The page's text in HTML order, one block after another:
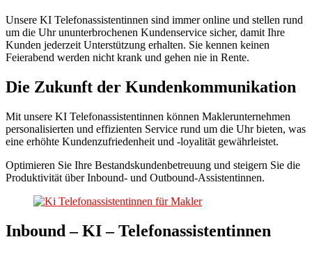
Unsere KI Telefonassistentinnen sind immer online und stellen rund
um die Uhr ununterbrochenen Kundenservice sicher, damit Ihre
Kunden jederzeit Unterstützung erhalten. Sie kennen keinen
Feierabend werden nicht krank und gehen nie in Rente.
Die Zukunft der Kunden­kommunikation
Mit unsere KI Telefonassistentinnen können Maklerunternehmen
personalisierten und effizienten Service rund um die Uhr bieten, was
eine erhöhte Kunden­zufriedenheit und -loyalität gewährleistet.
Optimieren Sie Ihre Bestandskundenbetreuung und steigern Sie die
Produktivität über Inbound- und Outbound-Assistentinnen.
Inbound – KI – Telefonassistentinnen